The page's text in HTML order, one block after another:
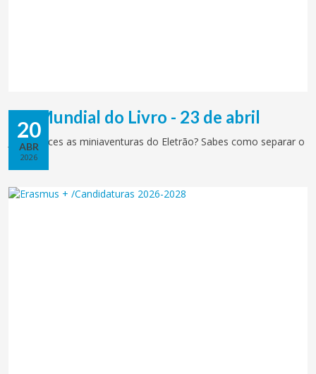
20
ABR
2026
Dia Mundial do Livro - 23 de abril
Já conheces as miniaventuras do Eletrão? Sabes como separar o
lixo?